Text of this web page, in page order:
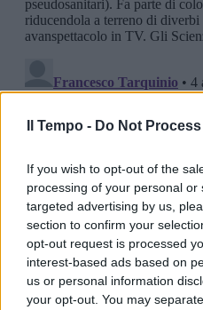
Il Tempo - Do Not
If you wish to opt-out of the
processing of your personal
targeted advertising by us,
section to confirm your
opt-out request is processed
interest-based ads based on
us or personal information
your opt-out. You may